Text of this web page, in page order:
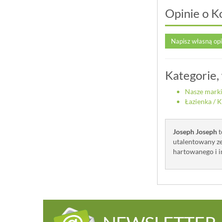
Opinie o
Napisz własną
Nasze marki
Łazienka/
Joseph Joseph
utalentowany
hartowanego i